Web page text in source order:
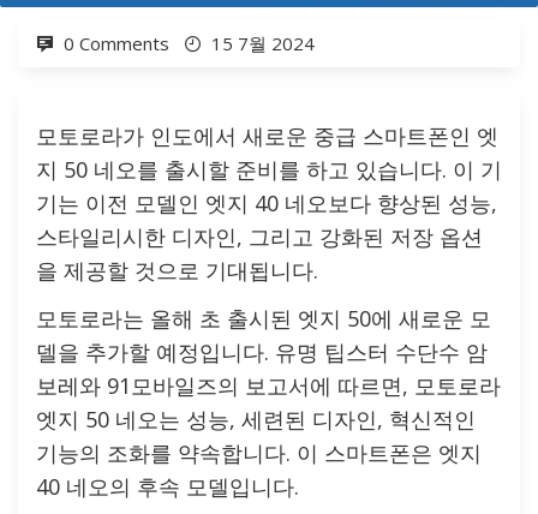
0 Comments 15 7월 2024
모토로라가 인도에서 새로운 중급 스마트폰인 엣
지 50 네오를 출시할 준비를 하고 있습니다. 이 기
기는 이전 모델인 엣지 40 네오보다 향상된 성능,
스타일리시한 디자인, 그리고 강화된 저장 옵션
을 제공할 것으로 기대됩니다.
모토로라는 올해 초 출시된 엣지 50에 새로운 모
델을 추가할 예정입니다. 유명 팁스터 수단수 암
보레와 91모바일즈의 보고서에 따르면, 모토로라
엣지 50 네오는 성능, 세련된 디자인, 혁신적인
기능의 조화를 약속합니다. 이 스마트폰은 엣지
40 네오의 후속 모델입니다.